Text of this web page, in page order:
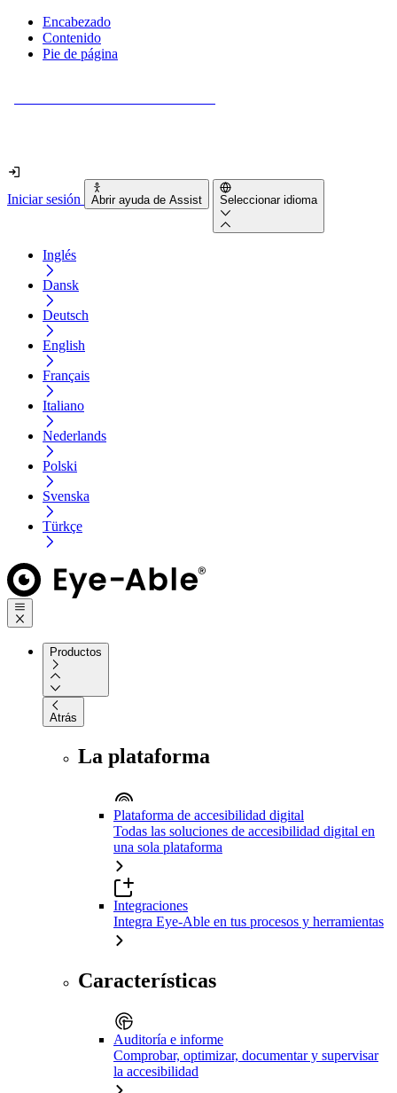
Encabezado
Contenido
Pie de página
Iniciar sesión Abrir ayuda de Assist Seleccionar idioma
Inglés
Dansk
Deutsch
English
Français
Italiano
Nederlands
Polski
Svenska
Türkçe
Productos
Atrás
La plataforma
Plataforma de accesibilidad digital
Todas las soluciones de accesibilidad digital en
una sola plataforma
Integraciones
Integra Eye-Able en tus procesos y herramientas
Características
Auditoría e informe
Comprobar, optimizar, documentar y supervisar
la accesibilidad